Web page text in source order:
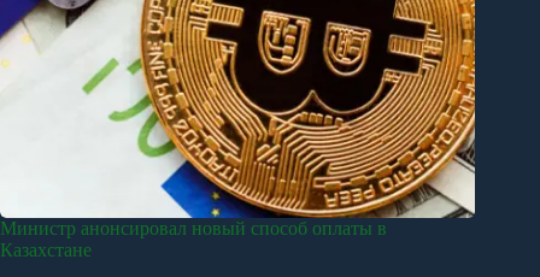
Министр анонсировал новый способ оплаты в
Казахстане